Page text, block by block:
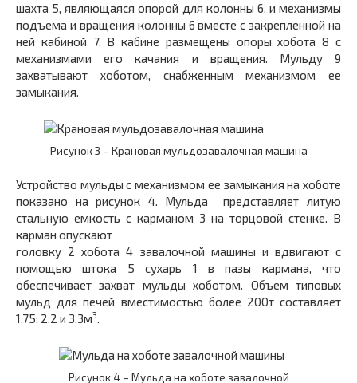
шахта 5, являющаяся опорой для колонны 6, и механизмы
подъема и вращения колонны 6вместе с закрепленной на
ней кабиной 7. В кабине размещены опоры хобота8с
механизмами его качания и вращения. Мульду 9
захватывают хоботом, снабженным механизмом ее
замыкания.
Рисунок 3 – Крановая мульдозавалочная машина
Устройство мульды с механизмом ее замыкания на хоботе
показано на рисунок 4. Мульда представляет литую
стальную емкость с карманом 3 на торцовой стенке. В
карман опускают
головку 2хобота4 завалочной машины и вдвигают с
помощью штока 5сухарь 1 в пазы кармана, что
обеспечивает захват мульды хоботом. Объем типовых
мульд для печей вместимостью более 200т составляет
1,75; 2,2 и 3,3м3.
Рисунок 4 – Мульда на хоботе завалочной